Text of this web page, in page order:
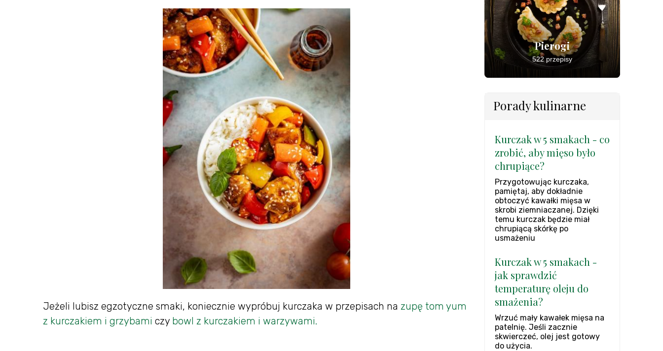
Jeżeli lubisz egzotyczne smaki, koniecznie wypróbuj kurczaka w przepisach na zupę tom yum
z kurczakiem i grzybami czy bowl z kurczakiem i warzywami.
Pierogi
522 przepisy
Porady kulinarne
Kurczak w 5 smakach - co
zrobić, aby mięso było
chrupiące?
Przygotowując kurczaka,
pamiętaj, aby dokładnie
obtoczyć kawałki mięsa w
skrobi ziemniaczanej. Dzięki
temu kurczak będzie miał
chrupiącą skórkę po
usmażeniu
Kurczak w 5 smakach -
jak sprawdzić
temperaturę oleju do
smażenia?
Wrzuć mały kawałek mięsa na
patelnię. Jeśli zacznie
skwierczeć, olej jest gotowy
do użycia.